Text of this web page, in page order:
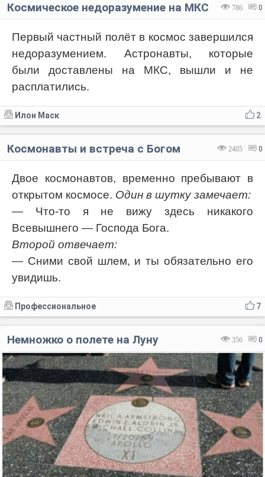
786 0
Космическое недоразумение на МКС
Первый частный полёт в космос завершился
недоразумением. Астронавты, которые
были доставлены на МКС, вышли и не
расплатились.
2
Илон Маск
2405 0
Космонавты и встреча с Богом
Двое космонавтов, временно пребывают в
открытом космосе. Один в шутку замечает:
— Что-то я не вижу здесь никакого
Всевышнего — Господа Бога.
Второй отвечает:
— Сними свой шлем, и ты обязательно его
увидишь.
7
Профессиональное
356 0
Немножко о полете на Луну